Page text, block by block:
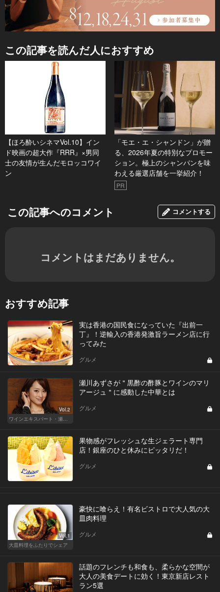
この記事を読んだ人におすすめ
【ほろ酔いシネマVol.10】イン
ド映画の超大作『RRR』×男同
士の友情が生んだモロッコワイ
ン
「モエ・エ・シャンドン」が贈
る、2026年夏の特別なプロモー
ション。極上のシャンパンを味
わえる厳選店舗を一挙紹介！
PR
この記事へのコメント コメントする
コメントはまだありません。
おすすめ記事
実は香港の国民食になっていた『出前一
丁』！逆輸入の香港発激旨ラーメン店に行
ってみた
グルメ
Vol.2
ワインエキスパート・瀬川あずさの マリアージュを楽しむレストラン
瀬川あずさが＂黒酢の酢豚とワインのマリ
アージュ＂に感動した中華とは
グルメ
果物感がフレッシュな生ジェラート専門
店！銀座のひと休みにピッタリだ！
グルメ
Vol.1
大皿料理をふたりでシェア
豪快に喰らえ！有名ビストロで大人気の大
皿肉料理
グルメ
話題のフレンチも和食も、柔らかな空間が
大人の美食デートに効く！東京新店レスト
ラン5選